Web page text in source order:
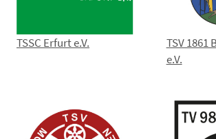
TSSC Erfurt e.V.
TSV 1861
e.V.